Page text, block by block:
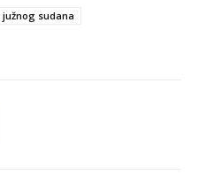
sudana